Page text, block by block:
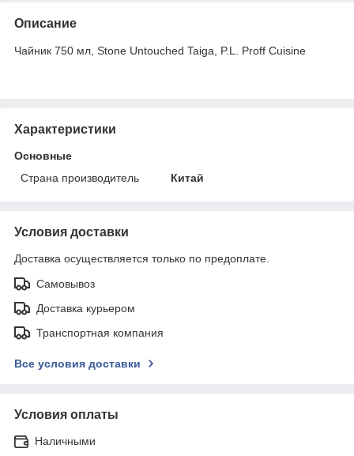
Описание
Чайник 750 мл, Stone Untouched Taiga, P.L. Proff Cuisine
Характеристики
Основные
Страна производитель
Китай
Условия доставки
Доставка осуществляется только по предоплате.
Самовывоз
Доставка курьером
Транспортная компания
Все условия доставки
Условия оплаты
Наличными